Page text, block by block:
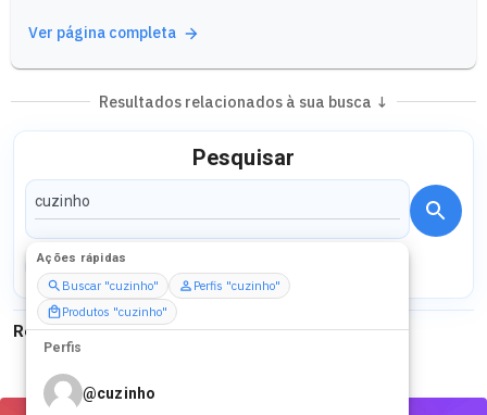
você pode explorar conteúdos, comunidades e criadoras que
Ver página completa
Resultados relacionados à sua busca ↓
Pesquisar
Ações rápidas
Buscar "cuzinho"
Perfis "cuzinho"
Produtos "cuzinho"
Perfis
@cuzinho
Perfis
Resultados para"cuzinho"